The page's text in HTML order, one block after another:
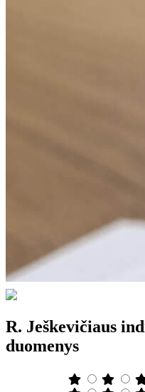
R. Ješkevičiaus
duomenys